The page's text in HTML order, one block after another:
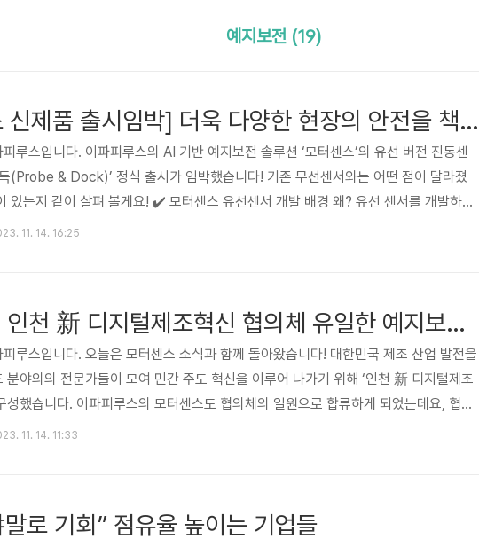
예지보전 (19)
[모터센스 신제품 출시임박] 더욱 다양한 현장의 안전을 책임질, 모터센스 유선 센서를 소개합니다!
루스입니다. 이파피루스의 AI 기반 예지보전 솔루션 ‘모터센스’의 유선 버전 진동센
(Probe & Dock)’ 정식 출시가 임박했습니다! 기존 무선센서와는 어떤 점이 달라졌
있는지 같이 살펴 볼게요! ✔️ 모터센스 유선센서 개발 배경 왜? 유선 센서를 개발하게
터센스 무선 진동 센서(Node)는 복잡한 배선 설치 없이 도입할 수 있다는 간단함을
11. 14. 16:25
모터센스, 인천 新 디지털제조혁신 협의체 유일한 예지보전 솔루션 업체로 합류!
루스입니다. 오늘은 모터센스 소식과 함께 돌아왔습니다! 대한민국 제조 산업 발전을
분야의의 전문가들이 모여 민간 주도 혁신을 이루어 나가기 위해 ‘인천 新 디지털제조
성했습니다. 이파피루스의 모터센스도 협의체의 일원으로 합류하게 되었는데요, 협의
전 솔루션이라고 합니다! 모터센스의 AI 기반 모터 고장 예측 기술로 ‘가동 중단 없는
11. 14. 11:33
로 기회” 점유율 높이는 기업들